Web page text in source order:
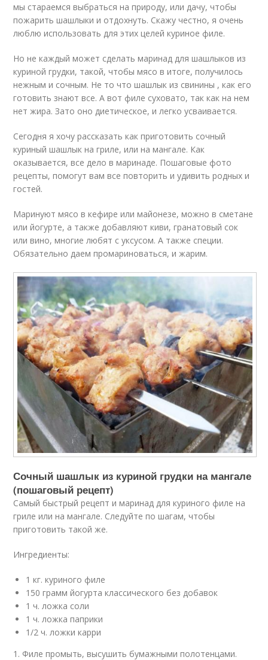
мы стараемся выбраться на природу, или дачу, чтобы
пожарить шашлыки и отдохнуть. Скажу честно, я очень
люблю использовать для этих целей куриное филе.
Но не каждый может сделать маринад для шашлыков из
куриной грудки, такой, чтобы мясо в итоге, получилось
нежным и сочным. Не то что шашлык из свинины , как его
готовить знают все. А вот филе суховато, так как на нем
нет жира. Зато оно диетическое, и легко усваивается.
Сегодня я хочу рассказать как приготовить сочный
куриный шашлык на гриле, или на мангале. Как
оказывается, все дело в маринаде. Пошаговые фото
рецепты, помогут вам все повторить и удивить родных и
гостей.
Маринуют мясо в кефире или майонезе, можно в сметане
или йогурте, а также добавляют киви, гранатовый сок
или вино, многие любят с уксусом. А также специи.
Обязательно даем промариноваться, и жарим.
Сочный шашлык из куриной грудки на мангале
(пошаговый рецепт)
Самый быстрый рецепт и маринад для куриного филе на
гриле или на мангале. Следуйте по шагам, чтобы
приготовить такой же.
Ингредиенты:
1 кг. куриного филе
150 грамм йогурта классического без добавок
1 ч. ложка соли
1 ч. ложка паприки
1/2 ч. ложки карри
1. Филе промыть, высушить бумажными полотенцами.